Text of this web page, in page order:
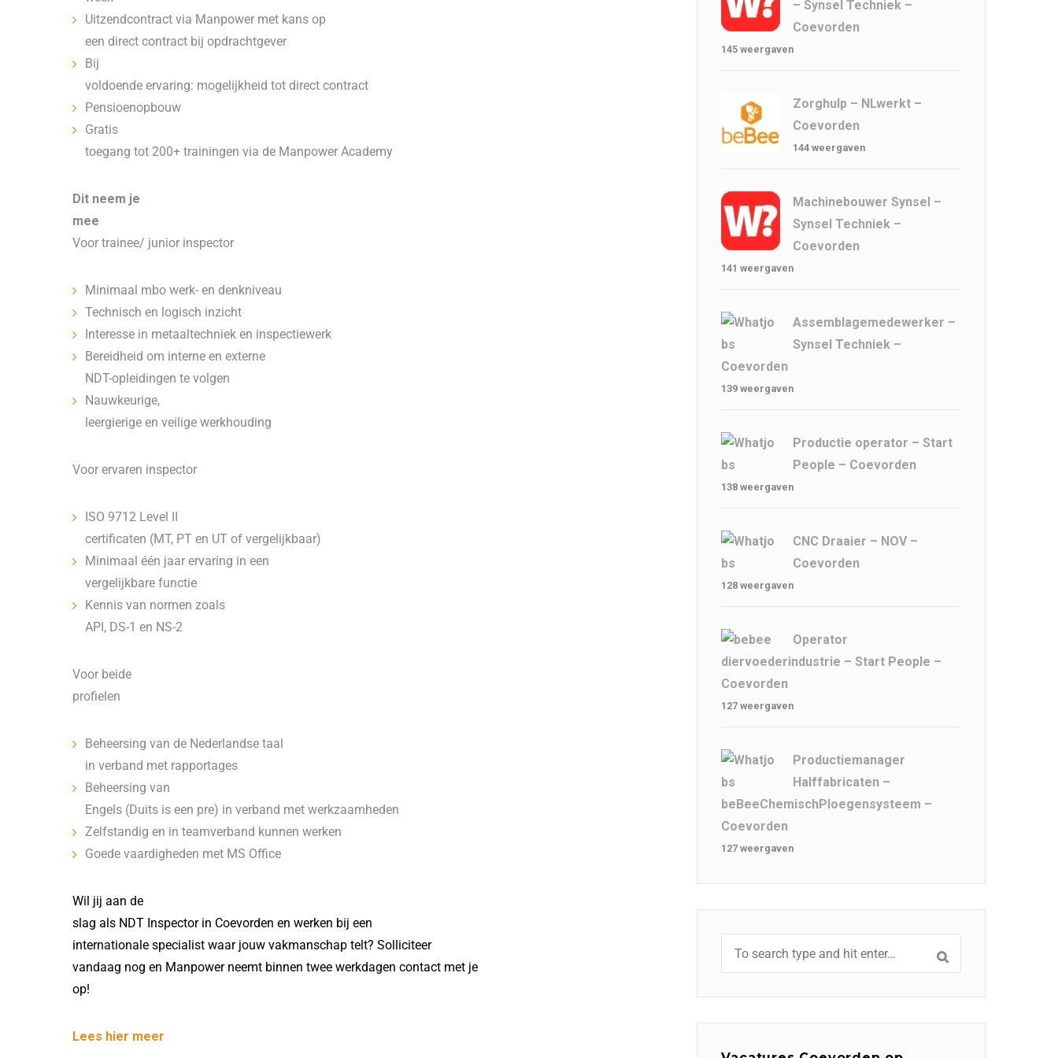
Uitzendcontract via Manpower met kans op
een direct contract bij opdrachtgever
Bij
voldoende ervaring: mogelijkheid tot direct contract
Pensioenopbouw
Gratis
toegang tot 200+ trainingen via de Manpower Academy
Dit neem je
mee
Voor trainee/ junior inspector
Minimaal mbo werk- en denkniveau
Technisch en logisch inzicht
Interesse in metaaltechniek en inspectiewerk
Bereidheid om interne en externe
NDT-opleidingen te volgen
Nauwkeurige,
leergierige en veilige werkhouding
Voor ervaren inspector
ISO 9712 Level II
certificaten (MT, PT en UT of vergelijkbaar)
Minimaal één jaar ervaring in een
vergelijkbare functie
Kennis van normen zoals
API, DS-1 en NS-2
Voor beide
profielen
Beheersing van de Nederlandse taal
in verband met rapportages
Beheersing van
Engels (Duits is een pre) in verband met werkzaamheden
Zelfstandig en in teamverband kunnen werken
Goede vaardigheden met MS Office
Wil jij aan de
slag als NDT Inspector in Coevorden en werken bij een
internationale specialist waar jouw vakmanschap telt? Solliciteer
vandaag nog en Manpower neemt binnen twee werkdagen contact met je
op!
Lees hier meer
– Synsel Techniek –
Coevorden
145 weergaven
Zorghulp – NLwerkt –
Coevorden
144 weergaven
Machinebouwer Synsel –
Synsel Techniek –
Coevorden
141 weergaven
Assemblagemedewerker –
Synsel Techniek –
Coevorden
139 weergaven
Productie operator – Start
People – Coevorden
138 weergaven
CNC Draaier – NOV –
Coevorden
128 weergaven
Operator
diervoederindustrie – Start People –
Coevorden
127 weergaven
Productiemanager
Halffabricaten –
beBeeChemischPloegensysteem –
Coevorden
127 weergaven